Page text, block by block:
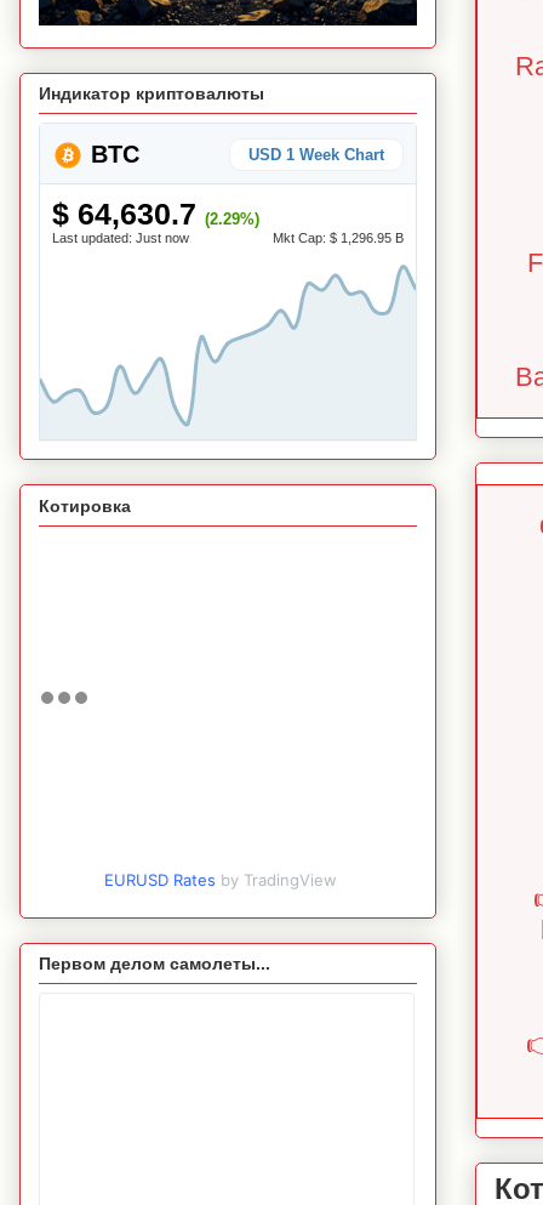
Индикатор криптовалюты
BTC USD 1 Week Chart
$ 64,630.7 (2.29%)
Last updated: Just now Mkt Cap: $ 1,296.95 B
Котировка
EURUSD Rates by TradingView
Первом делом самолеты...